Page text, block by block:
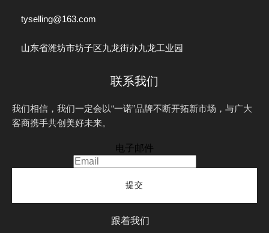
tyselling@163.com
山东省潍坊市坊子区九龙街办九龙工业园
联系我们
我们相信，我们一定会以“一诺”品牌不断开拓新市场，与广大
客商携手共创美好未来。
电子邮件
提交
跟着我们